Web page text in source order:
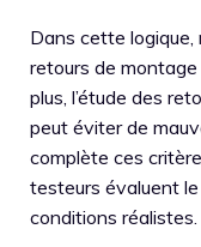
Dans cette
retours de
plus, l’étude des
peut éviter de
complète ces
testeurs évaluent
conditions réalistes.